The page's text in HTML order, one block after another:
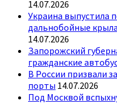
14.07.2026
Украина выпустила
дальнобойные
14.07.2026
Запорожский
гражданские
В России призвали
порты 14.07.2026
Под Москвой